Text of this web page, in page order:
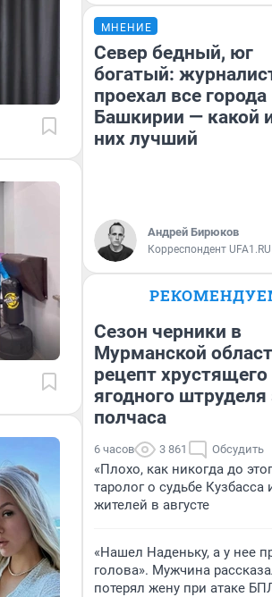
МНЕНИЕ
Север бедный, юг
богатый:
проехал все города
Башкирии — какой
них лучший
Андрей Бирюков
Корреспондент UFA1.RU
Сезон черники в
Мурманской
рецепт хрустящего
ягодного штруделя
полчаса
6 часов 3 861 Обсудить
«Плохо, как никогда до
таролог о судьбе Кузбасса
жителей в августе
«Нашел Наденьку, а у нее
голова». Мужчина
потерял жену при атаке